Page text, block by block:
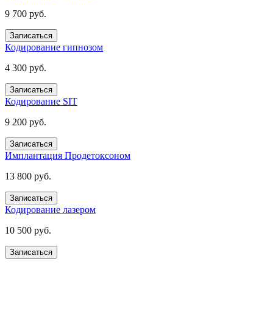
9 700 руб.
Записаться
Кодирование гипнозом
4 300 руб.
Записаться
Кодирование SIT
9 200 руб.
Записаться
Имплантация Продетоксоном
13 800 руб.
Записаться
Кодирование лазером
10 500 руб.
Записаться